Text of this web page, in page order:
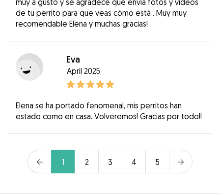
de tu perrito para que veas cómo está . Muy muy
recomendable Elena y muchas gracias!
Eva
April 2025
Elena se ha portado fenomenal, mis perritos han
estado como en casa. Volveremos! Gracias por todo!!
1 2 3 4 5